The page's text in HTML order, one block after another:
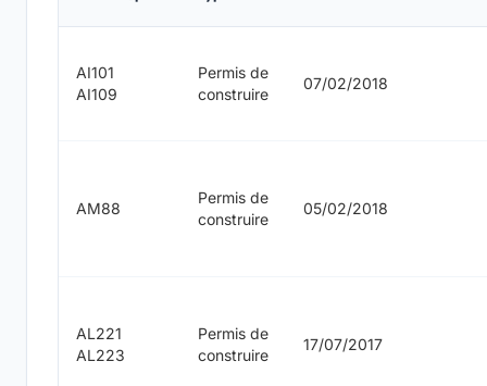
AI101
AI109
Permis de
construire
07/02/2018
AM88
Permis de
construire
05/02/2018
AL221
AL223
Permis de
construire
17/07/2017